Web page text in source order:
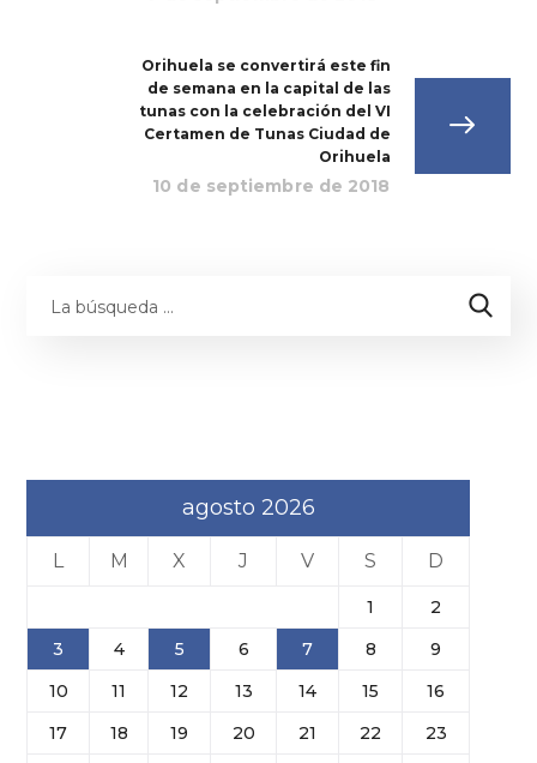
Orihuela se convertirá este fin
de semana en la capital de las
tunas con la celebración del VI
Certamen de Tunas Ciudad de
Orihuela
10 de septiembre de 2018
agosto 2026
L M X J V S D
1
2
3
4 5 6 7 8
9
10
11 12 13 14 15
16
17
18 19 20 21 22
23